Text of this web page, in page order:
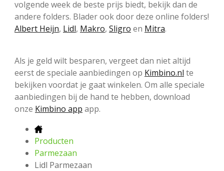
volgende week de beste prijs biedt, bekijk dan de
andere folders. Blader ook door deze online folders!
Albert Heijn, Lidl, Makro, Sligro en Mitra.
Als je geld wilt besparen, vergeet dan niet altijd
eerst de speciale aanbiedingen op Kimbino.nl te
bekijken voordat je gaat winkelen. Om alle speciale
aanbiedingen bij de hand te hebben, download
onze Kimbino app app.
Producten
Parmezaan
Lidl Parmezaan